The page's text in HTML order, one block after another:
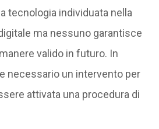
tecnologia individuata nella
ma nessuno garantisce
valido in futuro. In
necessario un intervento per
attivata una procedura di